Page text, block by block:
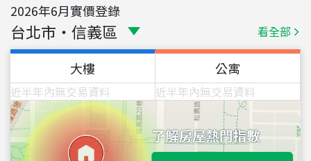
2026年6月實價登錄
台北市 ・ 信義區 看全部
大樓
近半年內無交易資料
公寓
近半年內無交易資料